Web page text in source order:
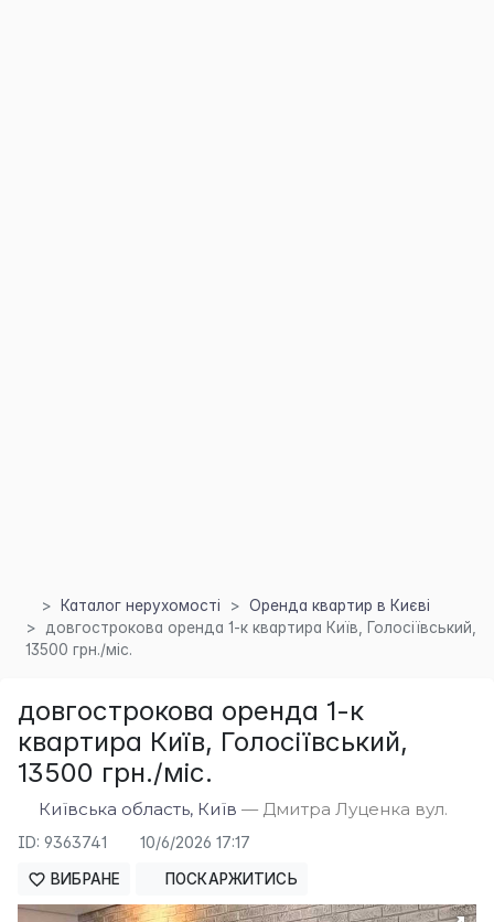
Каталог нерухомості
Оренда квартир в Києві
довгострокова оренда 1-к квартира Київ, Голосіївський,
13500 грн./міс.
довгострокова оренда 1-к
квартира Київ, Голосіївський,
13500 грн./міс.
Київська область, Київ — Дмитра Луценка вул.
ID: 9363741 10/6/2026 17:17
ВИБРАНЕ ПОСКАРЖИТИСЬ